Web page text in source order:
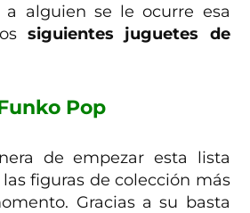
alguien se le ocurre esa
siguientes juguetes de
Pop
de empezar esta lista
figuras de colección más
Gracias a su basta